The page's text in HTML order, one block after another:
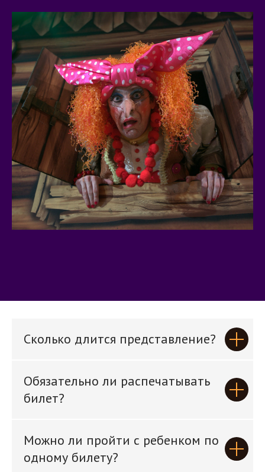
Сколько длится представление?
Обязательно ли распечатывать
билет?
Можно ли пройти с ребенком по
одному билету?